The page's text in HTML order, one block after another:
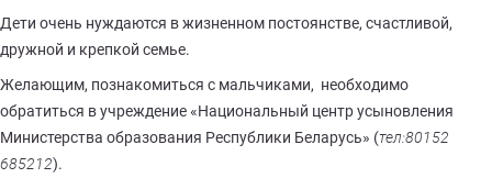
Дети очень нуждаются в жизненном постоянстве, счастливой,
дружной и крепкой семье.
Желающим, познакомиться с мальчиками, необходимо
обратиться в учреждение «Национальный центр усыновления
Министерства образования Республики Беларусь» (тел:80152
685212).